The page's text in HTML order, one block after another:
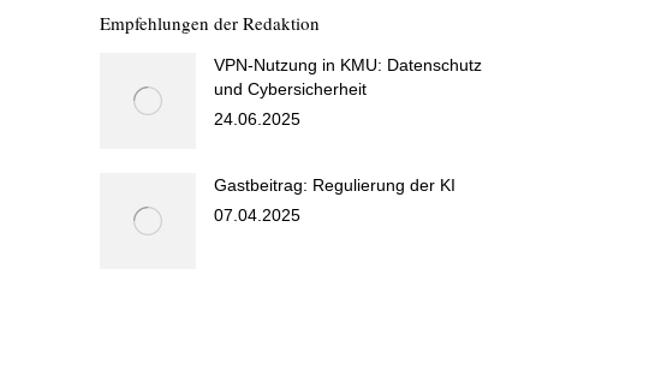
Empfehlungen der Redaktion
VPN-Nutzung in KMU: Datenschutz
und Cybersicherheit
24.06.2025
Gastbeitrag: Regulierung der KI
07.04.2025